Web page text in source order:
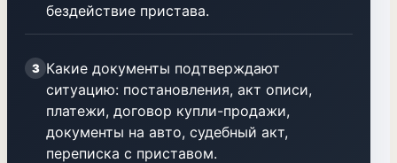
бездействие пристава.
3 Какие документы подтверждают
ситуацию: постановления, акт описи,
платежи, договор купли-продажи,
документы на авто, судебный акт,
переписка с приставом.